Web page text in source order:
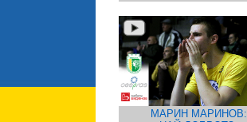
МАРИН МАРИНОВ: